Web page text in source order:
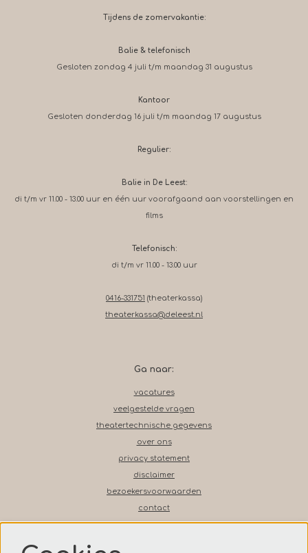
Tijdens de zomervakantie:
Balie & telefonisch
Gesloten zondag 4 juli t/m maandag 31 augustus
Kantoor
Gesloten donderdag 16 juli t/m maandag 17 augustus
Regulier:
Balie in De Leest:
di t/m vr 11.00 - 13.00 uur en één uur voorafgaand aan voorstellingen en
films
Telefonisch:
di t/m vr 11.00 - 13.00 uur
0416-331751 (theaterkassa)
theaterkassa@deleest.nl
Ga naar:
vacatures
veelgestelde vragen
theatertechnische gegevens
over ons
privacy statement
disclaimer
bezoekersvoorwaarden
contact